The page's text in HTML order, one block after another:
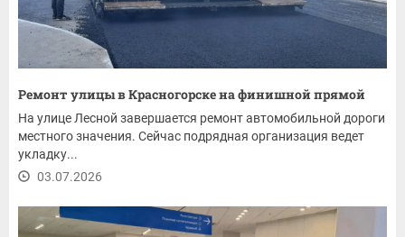
Ремонт улицы в Красногорске на финишной прямой
На улице Лесной завершается ремонт автомобильной дороги
местного значения. Сейчас подрядная организация ведет
укладку...
03.07.2026